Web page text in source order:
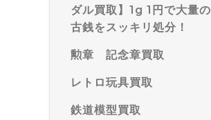
ダル買取】1g 1円で大量の
古銭をスッキリ処分！
勲章 記念章買取
レトロ玩具買取
鉄道模型買取